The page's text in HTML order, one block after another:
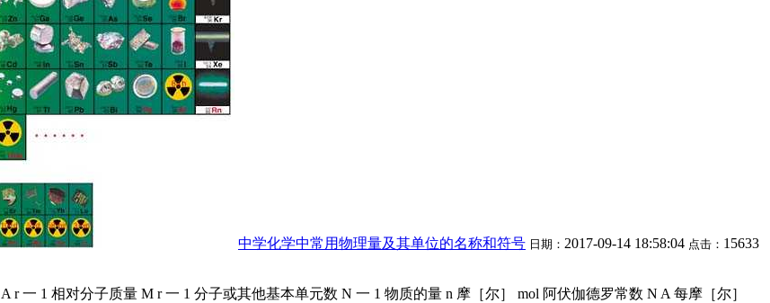
中学化学中常用物理量及其单位的名称和符号 日期： 2017-09-14 18:58:04 点击： 15633
一 1 相对分子质量 M r 一 1 分子或其他基本单元数 N 一 1 物质的量 n 摩［尔］ mol 阿伏伽德罗常数 N A 每摩［尔］